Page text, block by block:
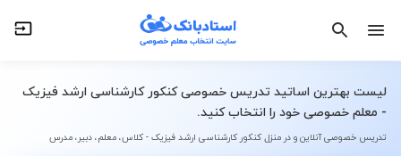
لیست بهترین اساتید تدریس خصوصی کنکور کارشناسی ارشد فیزیک
- معلم خصوصی خود را انتخاب کنید.
تدریس خصوصی آنلاین و در منزل کنکور کارشناسی ارشد فیزیک - کلاس، معلم، دبیر، مدرس